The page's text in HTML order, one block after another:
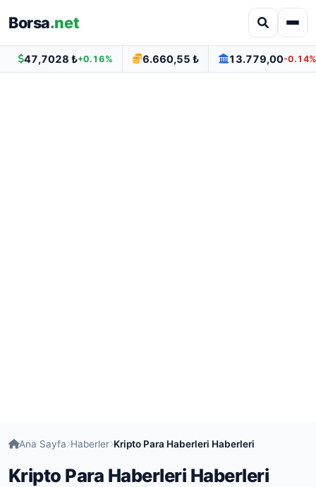
Borsa.net
47,7028 ₺+0.16% 6.660,55 ₺ 13.779,00-0.14%
Ana Sayfa Haberler Kripto Para Haberleri Haberleri
Kripto Para Haberleri Haberleri